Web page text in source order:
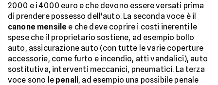
2000 e i 4000 euro e che devono essere versati prima
di prendere possesso dell'auto. La seconda voce è il
canone mensile e che deve coprire i costi inerenti le
spese che il proprietario sostiene, ad esempio bollo
auto, assicurazione auto (con tutte le varie coperture
accessorie, come furto e incendio, atti vandalici), auto
sostitutiva, interventi meccanici, pneumatici. La terza
voce sono le penali, ad esempio una possibile penale